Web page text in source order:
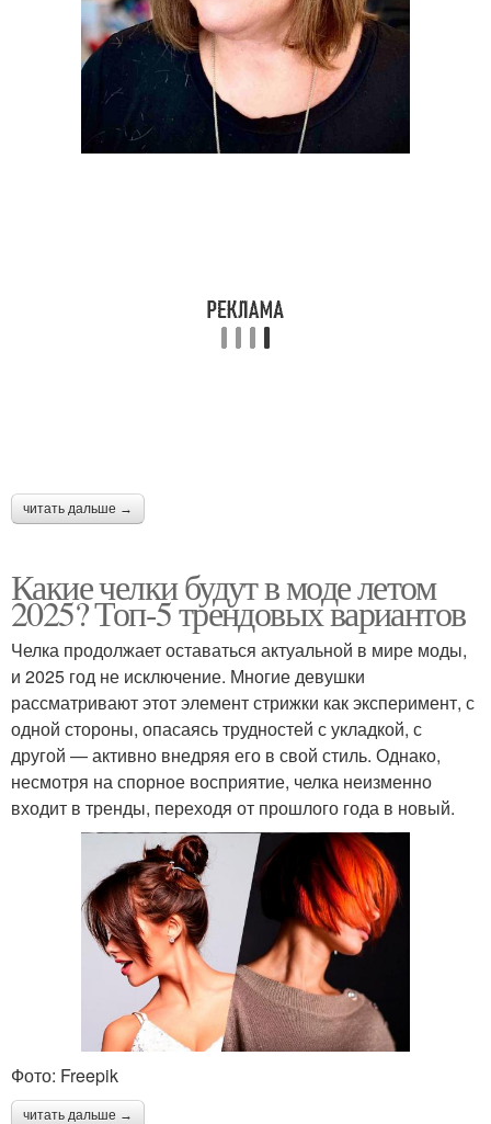
Челка для большого
лба
Широкая челка
Челка с кружевами
состоянии
Челка для разных
видов
Полукруглая челка
Челка для разных типов Дугообразная челка
Овальная челка
Челка с удлиненными
боковыми
Короткие волосы Челка в зависимости
читать дальше →
Какие челки будут в моде летом
2025? Топ-5 трендовых вариантов
Челка продолжает оставаться актуальной в мире моды,
и 2025 год не исключение. Многие девушки
рассматривают этот элемент стрижки как эксперимент, с
одной стороны, опасаясь трудностей с укладкой, с
другой — активно внедряя его в свой стиль. Однако,
несмотря на спорное восприятие, челка неизменно
входит в тренды, переходя от прошлого года в новый.
Фото: Freepik
читать дальше →